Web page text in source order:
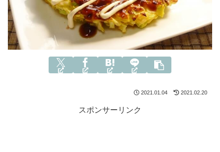
2021.01.04 2021.02.20
スポンサーリンク